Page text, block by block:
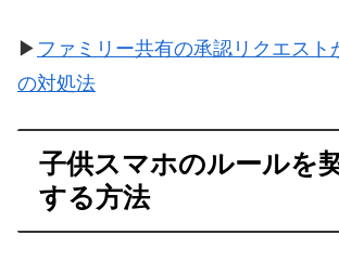
▶ ファミリー共有の承認リクエスト
の対処法
子供スマホのルールを
する方法